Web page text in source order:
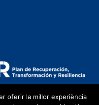
oferir la millor experiència